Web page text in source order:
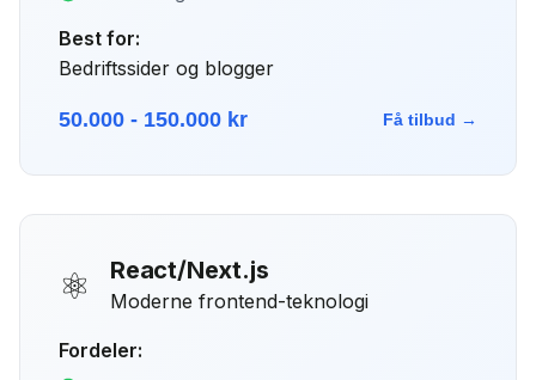
Best for:
Bedriftssider og blogger
50.000 - 150.000 kr Få tilbud →
⚛️ React/Next.js
Moderne frontend-teknologi
Fordeler: